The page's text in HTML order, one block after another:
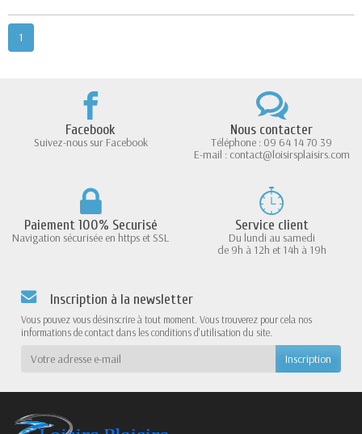
1
Facebook
Suivez-nous sur Facebook
Nous contacter
Téléphone : 09 64 14 70 39
E-mail : contact@loisirsplaisirs.com
Paiement 100% Securisé
Navigation sécurisée en https et SSL
Service client
Du lundi au samedi
de 9h à 12h et 14h à 19h
Inscription à la newsletter
Vous pouvez vous désinscrire à tout moment. Vous trouverez pour cela nos
informations de contact dans les conditions d'utilisation du site.